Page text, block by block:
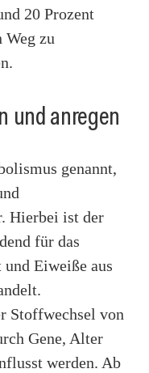
20 Prozent
Weg zu
und anregen
genannt,
Hierbei ist der
für das
und Eiweiße aus
Stoffwechsel von
Gene, Alter
werden. Ab